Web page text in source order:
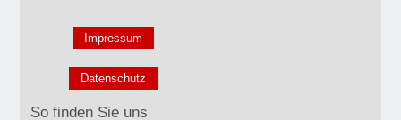
Impressum
Datenschutz
So finden Sie uns